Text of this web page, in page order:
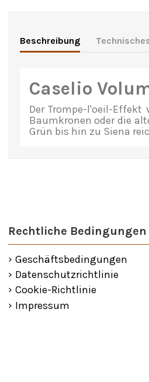
Beschreibung
Caselio
Der Trompe-l'oeil-
Baumkronen oder die
Grün bis hin zu Siena
Rechtliche Bedingungen
Geschäftsbedingungen
Datenschutzrichtlinie
Cookie-Richtlinie
Impressum